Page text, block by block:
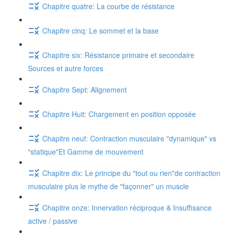
Chapitre quatre: La courbe de résistance
Chapitre cinq: Le sommet et la base
Chapitre six: Résistance primaire et secondaire
Sources et autre forces
Chapitre Sept: Alignement
Chapitre Huit: Chargement en position opposée
Chapitre neuf: Contraction musculaire "dynamique" vs
"statique"Et Gamme de mouvement
Chapitre dix: Le principe du "tout ou rien"de contraction
musculaire plus le mythe de "façonner" un muscle
Chapitre onze: Innervation réciproque & Insuffisance
active / passive